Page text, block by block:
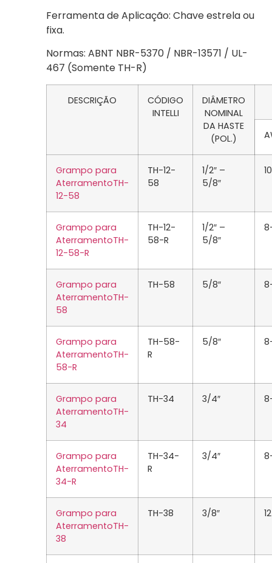
Ferramenta de Aplicação: Chave estrela ou
fixa.
Normas: ABNT NBR-5370 / NBR-13571 / UL-
467 (Somente TH-R)
DESCRIÇÃO
CÓDIGO
INTELLI
DIÂMETRO
NOMINAL
DA HASTE
(POL.)
Grampo para
AterramentoTH-
12-58
TH-12-
58
1/2″ –
5/8″
Grampo para
AterramentoTH-
12-58-R
TH-12-
58-R
1/2″ –
5/8″
Grampo para
AterramentoTH-
58
TH-58 5/8″
Grampo para
AterramentoTH-
58-R
TH-58-
R
5/8″
Grampo para
AterramentoTH-
34
TH-34 3/4″
Grampo para
AterramentoTH-
34-R
TH-34-
R
3/4″
Grampo para
AterramentoTH-
38
TH-38 3/8″